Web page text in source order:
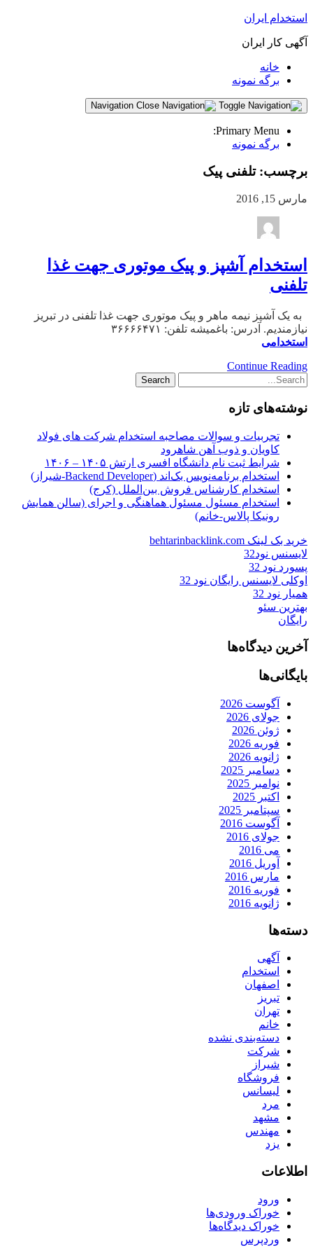
استخدام ایران
آگهی کار ایران
خانه
برگه نمونه
Primary Menu:
برگه نمونه
برچسب:تلفنی پیک
مارس 15, 2016
استخدام آشپز و پیک موتوری جهت غذا
تلفنی
به یک آشپز نیمه ماهر و پیک موتوری جهت غذا تلفنی در تبریز
نیازمندیم. آدرس: باغمیشه تلفن: ۳۶۶۶۶۴۷۱
استخدامی
Continue Reading
نوشته‌های تازه
تجربیات و سوالات مصاحبه استخدام شرکت های فولاد
کاویان و ذوب آهن شاهرود
شرایط ثبت نام دانشگاه افسری ارتش ۱۴۰۵ – ۱۴۰۶
استخدام برنامه‌نویس بک‌اند (Backend Developer-شیراز)
استخدام کارشناس فروش بین‌الملل (کرج)
استخدام مسئول مسئول هماهنگی و اجرای (سالن همایش
رونیکا پالاس-خانم)
خرید بک لینک behtarinbacklink.com
لایسنس نود32
پسورد نود 32
اوکلی لایسنس رایگان نود 32
همیار نود 32
بهترین سئو
رایگان
آخرین دیدگاه‌ها
بایگانی‌ها
آگوست 2026
جولای 2026
ژوئن 2026
فوریه 2026
ژانویه 2026
دسامبر 2025
نوامبر 2025
اکتبر 2025
سپتامبر 2025
آگوست 2016
جولای 2016
می 2016
آوریل 2016
مارس 2016
فوریه 2016
ژانویه 2016
دسته‌ها
آگهی
استخدام
اصفهان
تبریز
تهران
خانم
دسته‌بندی نشده
شرکت
شیراز
فروشگاه
لیسانس
مرد
مشهد
مهندس
یزد
اطلاعات
ورود
خوراک ورودی‌ها
خوراک دیدگاه‌ها
وردپرس